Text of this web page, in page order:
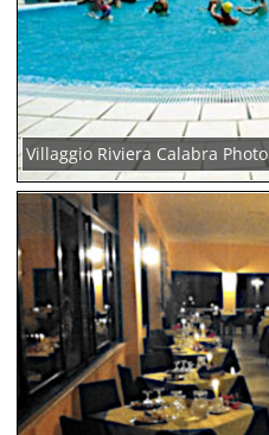
Villaggio Riviera Calabra Photo